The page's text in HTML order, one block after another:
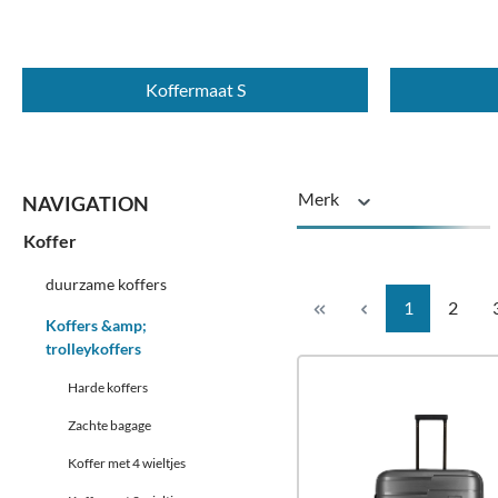
Koffermaat S
Koffer
duurzame koffers
Koffers &amp;
trolleykoffers
Harde koffers
Zachte bagage
Koffer met 4 wieltjes
Merk
Pagina
1 Pagina
2